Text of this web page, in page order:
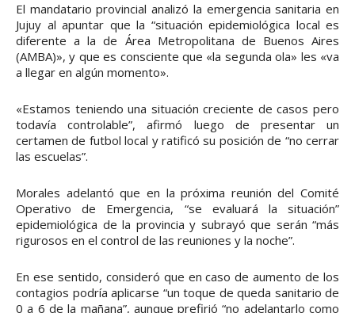
El mandatario provincial analizó la emergencia sanitaria en
Jujuy al apuntar que la “situación epidemiológica local es
diferente a la de Área Metropolitana de Buenos Aires
(AMBA)», y que es consciente que «la segunda ola» les «va
a llegar en algún momento».
«Estamos teniendo una situación creciente de casos pero
todavía controlable”, afirmó luego de presentar un
certamen de futbol local y ratificó su posición de “no cerrar
las escuelas”.
Morales adelantó que en la próxima reunión del Comité
Operativo de Emergencia, “se evaluará la situación”
epidemiológica de la provincia y subrayó que serán “más
rigurosos en el control de las reuniones y la noche”.
En ese sentido, consideró que en caso de aumento de los
contagios podría aplicarse “un toque de queda sanitario de
0 a 6 de la mañana”, aunque prefirió “no adelantarlo como